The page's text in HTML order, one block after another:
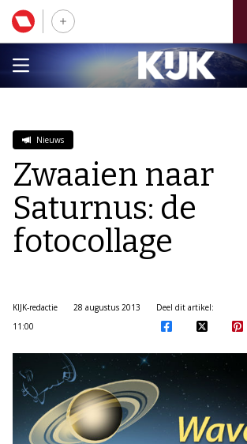
Nieuws
Zwaaien naar
Saturnus: de
fotocollage
KIJK-redactie
28 augustus 2013
11:00
Deel dit artikel: